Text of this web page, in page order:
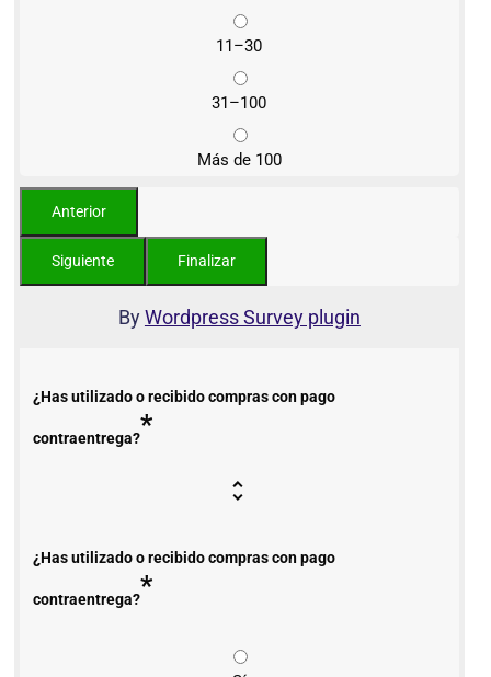
11–30
31–100
Más de 100
ByWordpress Survey plugin
¿Has utilizado o recibido compras con pago
contraentrega?*
¿Has utilizado o recibido compras con pago
contraentrega?*